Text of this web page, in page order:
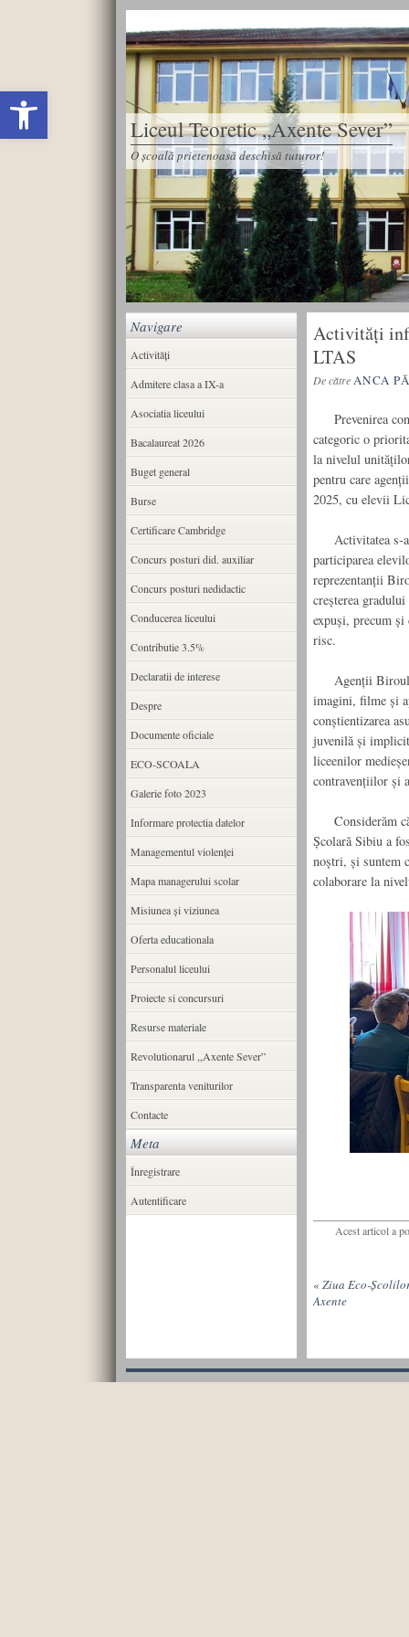
Deschide bara de unelte
Liceul Teoretic „Axente Sever”
O școală prietenoasă deschisă tuturor!
Activități
LTAS
De cătreANCA
Prevenirea
categoric o
la nivelul
pentru care
2025, cu elevii
Activitatea s-a
participarea
reprezentanții
creșterea
expuși, precum și
risc.
Agenții Biroului
imagini, filme și
conștientizarea
juvenilă și
liceenilor
contravențiilor și
Considerăm
Școlară Sibiu a
noștri, și suntem
colaborare la
Acest articol a
« Ziua Eco-
Axente
Navigare
Activități
Admitere clasa a IX-a
Asociatia liceului
Bacalaureat 2026
Buget general
Burse
Certificare Cambridge
Concurs posturi did. auxiliar
Concurs posturi nedidactic
Conducerea liceului
Contributie 3.5%
Declaratii de interese
Despre
Documente oficiale
ECO-SCOALA
Galerie foto 2023
Informare protectia datelor
Managementul violenței
Mapa managerului scolar
Misiunea şi viziunea
Oferta educationala
Personalul liceului
Proiecte si concursuri
Resurse materiale
Revolutionarul ,,Axente Sever”
Transparenta veniturilor
Contacte
Meta
Înregistrare
Autentificare